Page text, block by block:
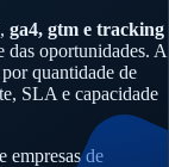
, ga4, gtm e tracking
das oportunidades. A
quantidade de
SLA e capacidade
empresas de